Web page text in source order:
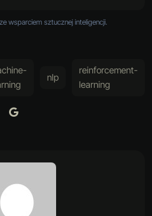
wsparciem sztucznej inteligencji.
nlp
reinforcement-
learning